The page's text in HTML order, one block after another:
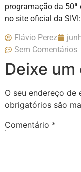
programação da 50ª
no site oficial da SIVI:
Flávio Perez
Sem Comentários
Deixe
O seu endereço de
obrigatórios são
Comentário *